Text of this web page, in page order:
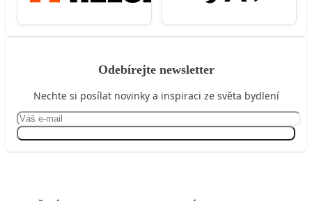
Odebírejte newsletter
Nechte si posílat novinky a inspiraci ze světa bydlení